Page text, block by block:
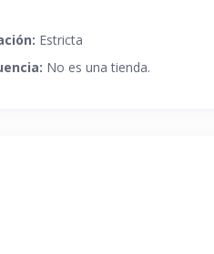
Estricta
No es una tienda.